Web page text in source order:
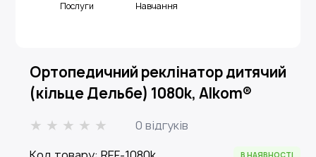
Послуги Навчання
Ортопедичний реклінатор дитячий
(кільце Дельбе) 1080k, Alkom®
0 відгуків
В НАЯВНОСТІ